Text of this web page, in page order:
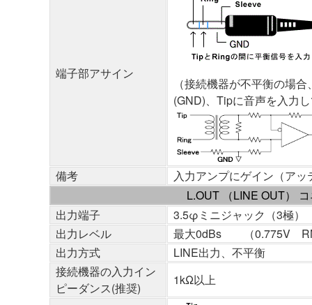
端子部アサイン
（接続機器が不平衡の場
(GND)、Tipに音声を入力
備考
入力アンプにゲイン（ア
L.OUT （LINE OUT）
出力端子
3.5φミニジャック（3極）
出力レベル
最大0dBs （0.775V
出力方式
LINE出力、不平衡
接続機器の入力イン
ピーダンス(推奨)
1kΩ以上